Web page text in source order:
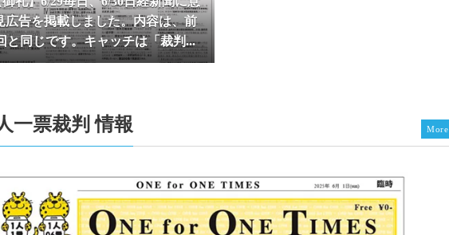
01-01
2025年一人一票元年を期して、トップページの動画を更新しました。
0.6票君が祝ダンスを準備中
10-24
【2024/10/20付東京新聞に最高裁裁判官国民審査用の「切り抜き」意
見広告が掲載されました】
した】
08-28
【2024/08/28付東京新聞にサポーター鶴本圭子さんのインタビュー記
事が掲載されました（記事リンク）】
広告を掲載しました。内容は、前
と同じです。キャッチは「裁判...
一票裁判 情報 More